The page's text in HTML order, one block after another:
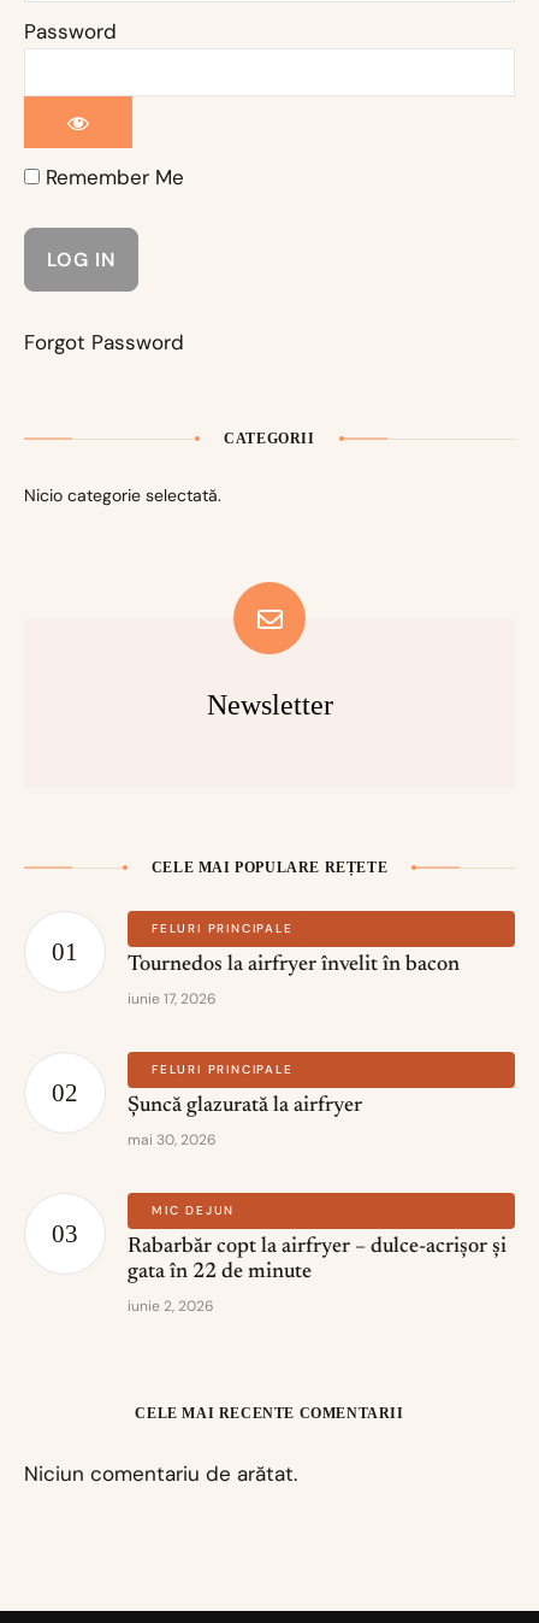
Password
Remember Me
Forgot Password
CATEGORII
Nicio categorie selectată.
Newsletter
CELE MAI POPULARE REȚETE
FELURI PRINCIPALE
Tournedos la airfryer învelit în bacon
iunie 17, 2026
FELURI PRINCIPALE
Șuncă glazurată la airfryer
mai 30, 2026
MIC DEJUN
Rabarbăr copt la airfryer – dulce-acrișor și
gata în 22 de minute
iunie 2, 2026
CELE MAI RECENTE COMENTARII
Niciun comentariu de arătat.